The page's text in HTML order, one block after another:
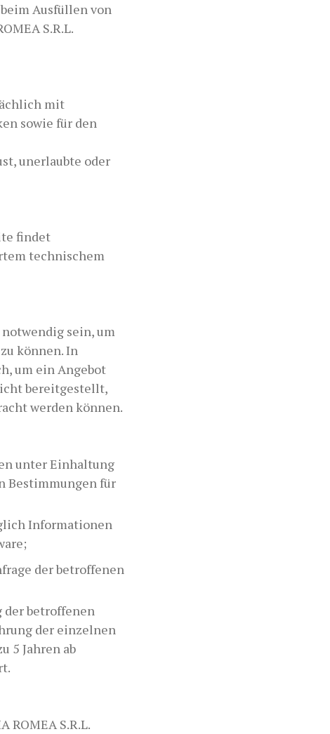
Ausfüllen von
S.R.L.
mit
sowie für den
unerlaubte oder
findet
technischem
sein, um
können. In
um ein Angebot
bereitgestellt,
werden können.
unter Einhaltung
Bestimmungen für
Informationen
der betroffenen
der betroffenen
der einzelnen
5 Jahren ab
S.R.L.